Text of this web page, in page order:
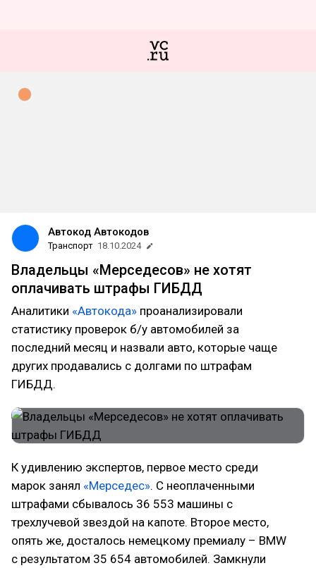
Автокод Автокодов
Транспорт 18.10.2024
Владельцы «Мерседесов» не хотят
оплачивать штрафы ГИБДД
Аналитики «Автокода» проанализировали
статистику проверок б/у автомобилей за
последний месяц и назвали авто, которые чаще
других продавались с долгами по штрафам
ГИБДД.
К удивлению экспертов, первое место среди
марок занял «Мерседес». С неоплаченными
штрафами сбывалось 36 553 машины с
трехлучевой звездой на капоте. Второе место,
опять же, досталось немецкому премиалу – BMW
с результатом 35 654 автомобилей. Замкнули